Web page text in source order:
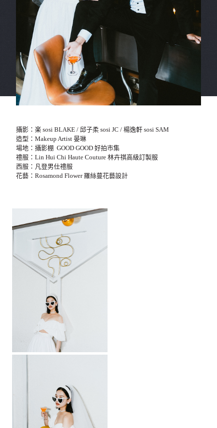
攝影：楽 sosi BLAKE / 邱子柔 sosi JC / 楊逸軒 sosi SAM
造型：Makeup Artist 晏琳
場地：攝影棚 GOOD GOOD 好拍市集
禮服：Lin Hui Chi Haute Couture 林卉祺高級訂製服
西服：凡登男仕禮服
花藝：Rosamond Flower 羅絲蔓花藝設計